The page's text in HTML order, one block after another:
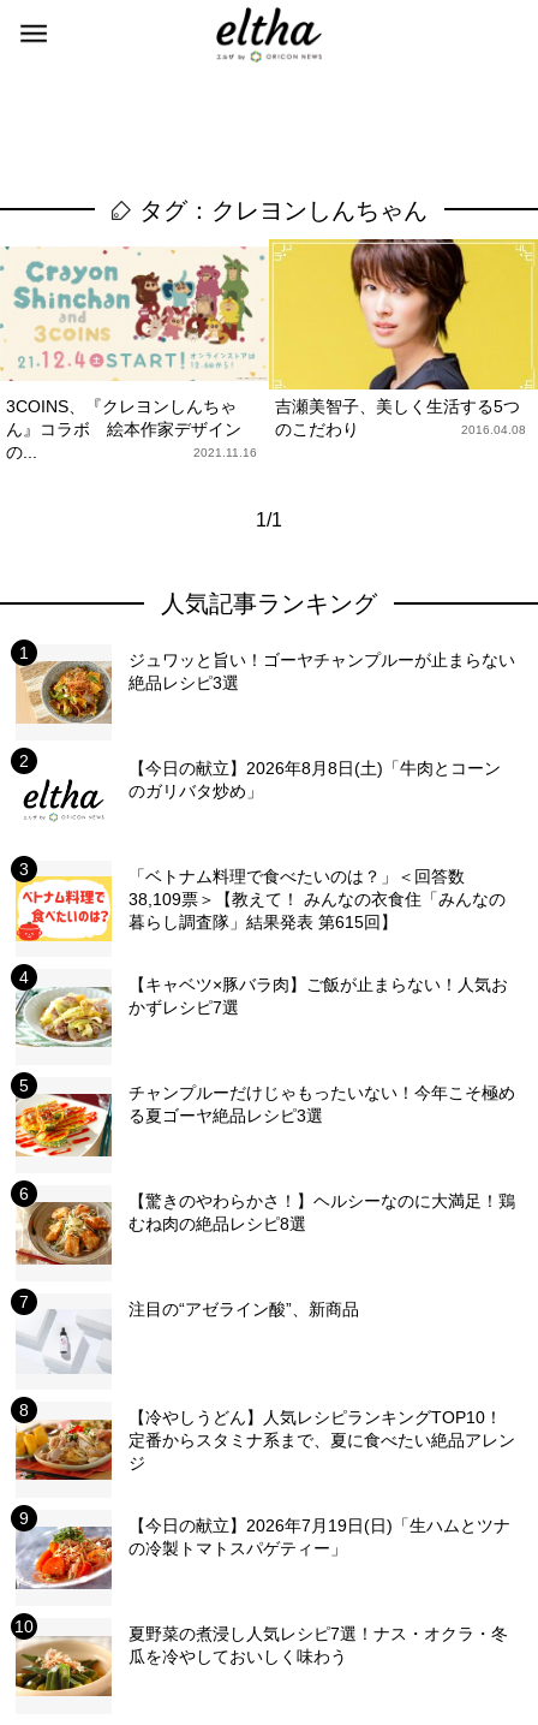
タグ：クレヨンしんちゃん
3COINS、『クレヨンしんちゃ
ん』コラボ 絵本作家デザイン
の...
2021.11.16
吉瀬美智子、美しく生活する5つ
のこだわり
2016.04.08
1/1
人気記事ランキング
ジュワッと旨い！ゴーヤチャンプルーが止まらない
絶品レシピ3選
【今日の献立】2026年8月8日(土)「牛肉とコーン
のガリバタ炒め」
「ベトナム料理で食べたいのは？」＜回答数
38,109票＞【教えて！ みんなの衣食住「みんなの
暮らし調査隊」結果発表 第615回】
【キャベツ×豚バラ肉】ご飯が止まらない！人気お
かずレシピ7選
チャンプルーだけじゃもったいない！今年こそ極め
る夏ゴーヤ絶品レシピ3選
【驚きのやわらかさ！】ヘルシーなのに大満足！鶏
むね肉の絶品レシピ8選
注目の“アゼライン酸”、新商品
【冷やしうどん】人気レシピランキングTOP10！
定番からスタミナ系まで、夏に食べたい絶品アレン
ジ
【今日の献立】2026年7月19日(日)「生ハムとツナ
の冷製トマトスパゲティー」
夏野菜の煮浸し人気レシピ7選！ナス・オクラ・冬
瓜を冷やしておいしく味わう